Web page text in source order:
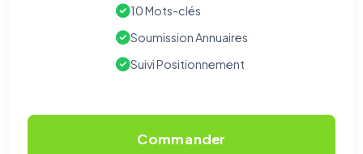
10 Mots-clés
Soumission Annuaires
Suivi Positionnement
Commander